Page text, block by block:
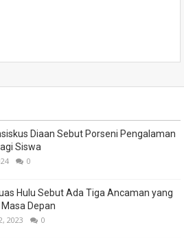
Diaan Sebut Porseni Pengalaman
Siswa
0
Hulu Sebut Ada Tiga Ancaman yang
Depan
2023 0